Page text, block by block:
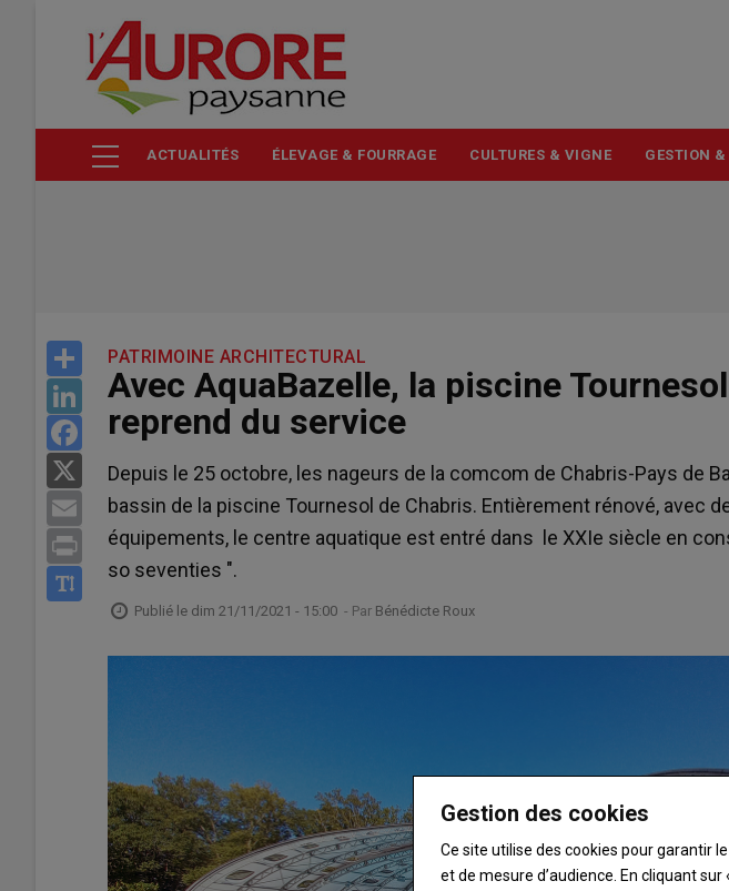
contenu
ACTUALITÉS ÉLEVAGE & FOURRAGE CULTURES & VIGNE GESTION &
Share
LinkedIn
Facebook
Email
Print
PATRIMOINE ARCHITECTURAL
Avec AquaBazelle, la piscine
reprend du service
Depuis le 25 octobre, les nageurs de la comcom de Chabris-Pays de
bassin de la piscine Tournesol de Chabris. Entièrement rénové, avec
équipements, le centre aquatique est entré dans le XXIe siècle en
so seventies ".
Publié le dim 21/11/2021 - 15:00 - Par Bénédicte Roux
Gestion des cookies
Ce site utilise des cookies pour garantir
et de mesure d’audience. En cliquant